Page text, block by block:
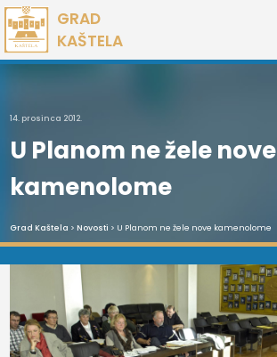
Preskoči
na
sadržaj
GRAD
KAŠTELA
14. prosinca 2012.
U Planom ne žele nove
kamenolome
Grad Kaštela > Novosti > U Planom ne žele nove kamenolome